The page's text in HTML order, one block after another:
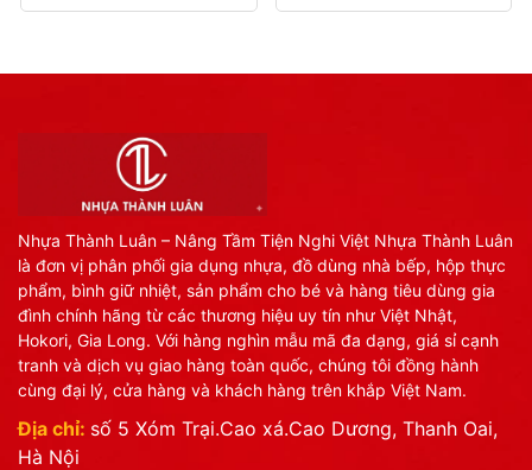
Nhựa Thành Luân – Nâng Tầm Tiện Nghi Việt Nhựa Thành Luân
là đơn vị phân phối gia dụng nhựa, đồ dùng nhà bếp, hộp thực
phẩm, bình giữ nhiệt, sản phẩm cho bé và hàng tiêu dùng gia
đình chính hãng từ các thương hiệu uy tín như Việt Nhật,
Hokori, Gia Long. Với hàng nghìn mẫu mã đa dạng, giá sỉ cạnh
tranh và dịch vụ giao hàng toàn quốc, chúng tôi đồng hành
cùng đại lý, cửa hàng và khách hàng trên khắp Việt Nam.
Địa chỉ: số 5 Xóm Trại.Cao xá.Cao Dương, Thanh Oai,
Hà Nội